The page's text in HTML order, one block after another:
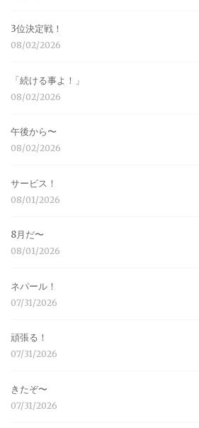
3位決定戦！
08/02/2026
「続ける事よ！」
08/02/2026
午後から〜
08/02/2026
サービス！
08/01/2026
8月だ〜
08/01/2026
ネパール！
07/31/2026
頑張る！
07/31/2026
きたぞ〜
07/31/2026